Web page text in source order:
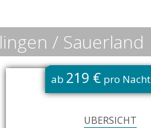
/ Sauerland
ab 219 € pro Nacht
ÜBERSICHT